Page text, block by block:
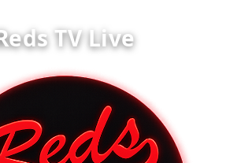
TV Live